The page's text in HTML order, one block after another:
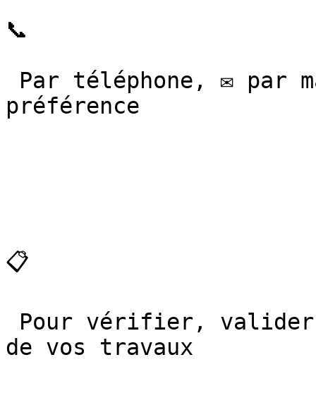
📞
préférence
📋
de vos travaux